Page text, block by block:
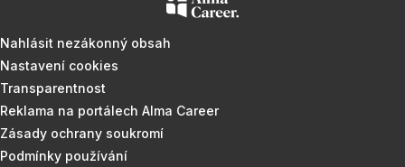
Nahlásit nezákonný obsah
Nastavení cookies
Transparentnost
Reklama na portálech Alma Career
Zásady ochrany soukromí
Podmínky používání